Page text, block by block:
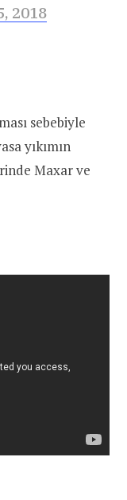
2018
sebebiyle
yıkımın
Maxar ve